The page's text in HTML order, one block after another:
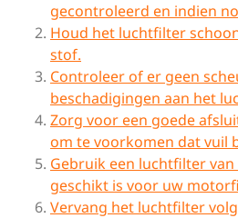
gecontroleerd en indien
Houd het luchtfilter
stof.
Controleer of er geen
beschadigingen aan het
Zorg voor een goede
om te voorkomen dat vuil
Gebruik een luchtfilter
geschikt is voor uw
Vervang het luchtfilter